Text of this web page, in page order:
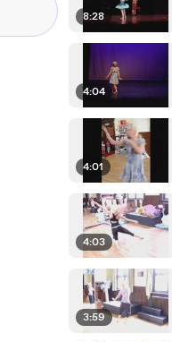
8:28
4:04
4:01
4:03
3:59